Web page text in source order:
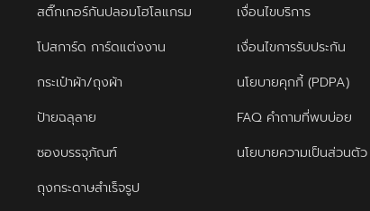
สติ๊กเกอร์กันปลอมโฮโลแกรม
โปสการ์ด การ์ดแต่งงาน
กระเป๋าผ้า/ถุงผ้า
ป้ายฉลุลาย
ซองบรรจุภัณฑ์
ถุงกระดาษสำเร็จรูป
เงื่อนไขบริการ
เงื่อนไขการรับประกัน
นโยบายคุกกี้ (PDPA)
FAQ คำถามที่พบบ่อย
นโยบายความเป็นส่วนตัว